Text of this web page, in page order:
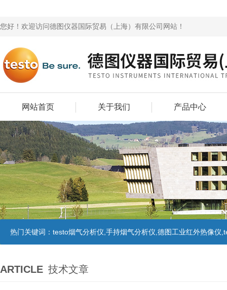
您好！欢迎访问德图仪器国际贸易（上海）有限公司网站！
网站首页 关于我们 产品中心
热门关键词： testo烟气分析仪,手持烟气分析仪,德图工业红外热像仪
ARTICLE 技术文章